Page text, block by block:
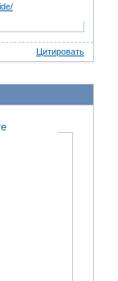
Цитировать